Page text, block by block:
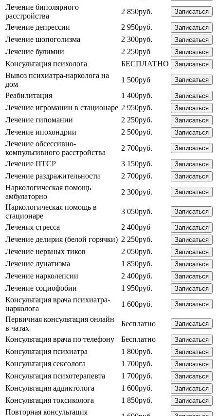
Лечение биполярного
расстройства
2 850руб. Записаться
Лечение депрессии 2 950руб. Записаться
Лечение шопоголизма 2 300руб. Записаться
Лечение булимии 2 250руб Записаться
Консультация психолога БЕСПЛАТНО Записаться
Вывоз психиатра-нарколога на
дом
1 500руб Записаться
Реабилитация 1 400руб. Записаться
Лечение игромании в стационаре 2 950руб. Записаться
Лечение гипомании 2 250руб. Записаться
Лечение ипохондрии 2 500руб. Записаться
Лечение обсессивно-
компульсивного расстройства
2 700руб. Записаться
Лечение ПТСР 3 150руб. Записаться
Лечение раздражительности 2 700руб. Записаться
Наркологическая помощь
амбулаторно
2 300руб. Записаться
Наркологическая помощь в
стационаре
3 050руб. Записаться
Лечения стресса 2 400руб Записаться
Лечение делирия (белой горячки) 2 250руб. Записаться
Лечение нервных тиков 2 050руб. Записаться
Лечение лунатизма 1 850руб. Записаться
Лечение нарколепсии 2 400руб. Записаться
Лечение социофобии 1 950руб. Записаться
Консультация врача психиатра-
нарколога
1 600руб. Записаться
Первичная консультация онлайн
в чатах
Бесплатно Записаться
Консультация врача по телефону Бесплатно Записаться
Консультация психиатра 1 800руб. Записаться
Консультация сексолога 1 700руб. Записаться
Консультация психотерапевта 1 700руб. Записаться
Консультация аддиктолога 1 600руб. Записаться
Консультация токсиколога 1 850руб. Записаться
Повторная консультация